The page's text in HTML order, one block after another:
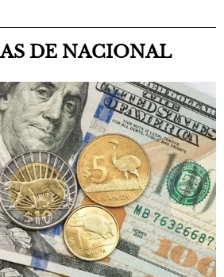
DE NACIONAL